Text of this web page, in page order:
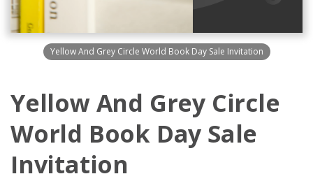
Yellow And Grey Circle World Book Day Sale Invitation
Yellow And Grey Circle
World Book Day Sale
Invitation